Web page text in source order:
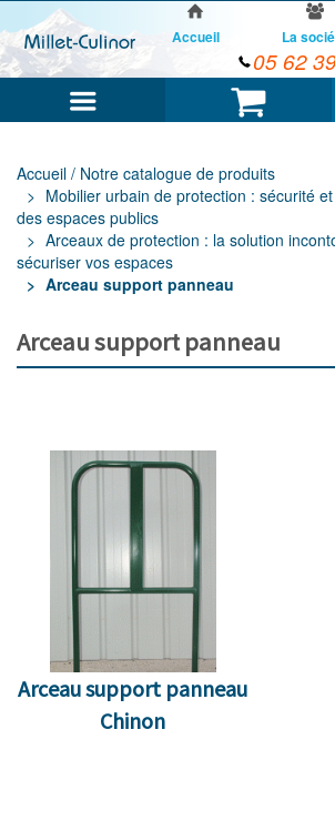
Accueil La
05 62
Accueil / Notre catalogue de produits
Mobilier urbain de protection : sécurité
des espaces publics
Arceaux de protection : la solution
sécuriser vos espaces
Arceau support panneau
Arceau support panneau
Arceau support panneau
Chinon